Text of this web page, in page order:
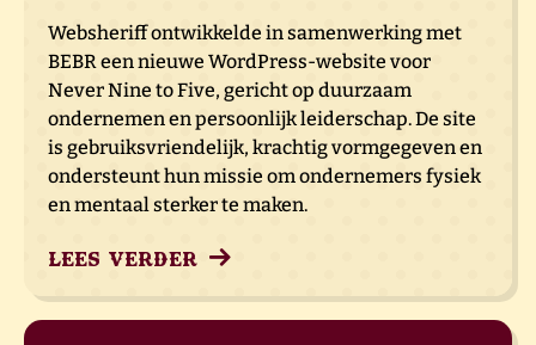
Websheriff ontwikkelde in samenwerking met
BEBR een nieuwe WordPress-website voor
Never Nine to Five, gericht op duurzaam
ondernemen en persoonlijk leiderschap. De site
is gebruiksvriendelijk, krachtig vormgegeven en
ondersteunt hun missie om ondernemers fysiek
en mentaal sterker te maken.
Lees verder